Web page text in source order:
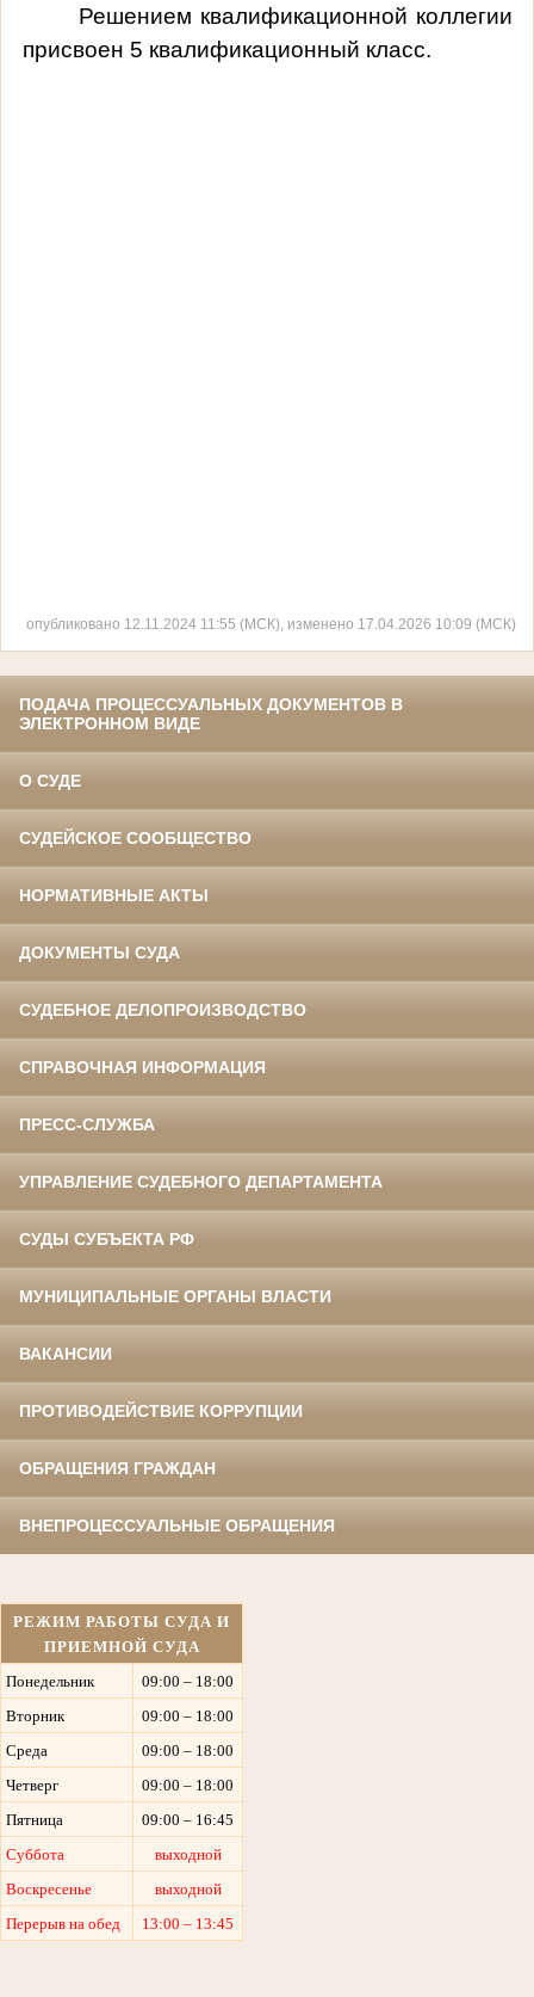
Решением квалификационной коллегии
присвоен 5 квалификационный класс.
опубликовано 12.11.2024 11:55 (МСК), изменено 17.04.2026 10:09 (МСК)
ПОДАЧА ПРОЦЕССУАЛЬНЫХ ДОКУМЕНТОВ В
ЭЛЕКТРОННОМ ВИДЕ
О СУДЕ
СУДЕЙСКОЕ СООБЩЕСТВО
НОРМАТИВНЫЕ АКТЫ
ДОКУМЕНТЫ СУДА
СУДЕБНОЕ ДЕЛОПРОИЗВОДСТВО
СПРАВОЧНАЯ ИНФОРМАЦИЯ
ПРЕСС-СЛУЖБА
УПРАВЛЕНИЕ СУДЕБНОГО ДЕПАРТАМЕНТА
СУДЫ СУБЪЕКТА РФ
МУНИЦИПАЛЬНЫЕ ОРГАНЫ ВЛАСТИ
ВАКАНСИИ
ПРОТИВОДЕЙСТВИЕ КОРРУПЦИИ
ОБРАЩЕНИЯ ГРАЖДАН
ВНЕПРОЦЕССУАЛЬНЫЕ ОБРАЩЕНИЯ
РЕЖИМ РАБОТЫ СУДА И
ПРИЕМНОЙ СУДА
Понедельник
09:00 – 18:00
Вторник
09:00 – 18:00
Среда
09:00 – 18:00
Четверг
09:00 – 18:00
Пятница
09:00 – 16:45
Суббота
выходной
Воскресенье
выходной
Перерыв на обед
13:00 – 13:45